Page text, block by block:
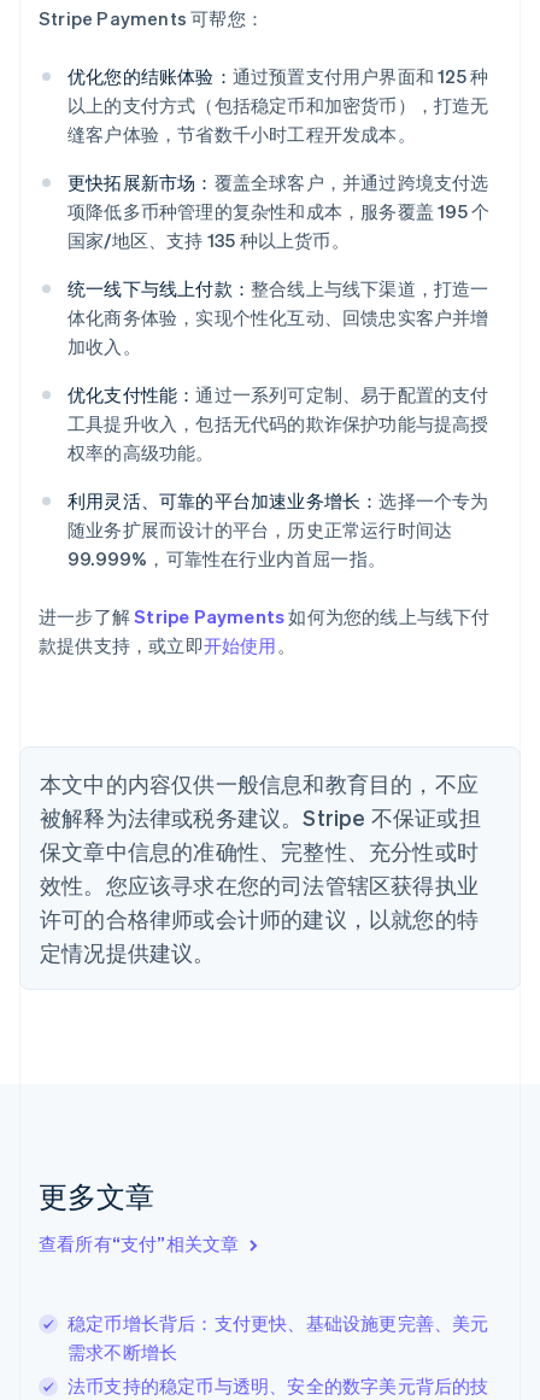
Stripe Payments 可帮您：
优化您的结账体验： 通过预置支付用户界面和 125 种
以上的支付方式（包括稳定币和加密货币），打造无
缝客户体验，节省数千小时工程开发成本。
更快拓展新市场： 覆盖全球客户，并通过跨境支付选
项降低多币种管理的复杂性和成本，服务覆盖 195 个
国家/地区、支持 135 种以上货币。
统一线下与线上付款： 整合线上与线下渠道，打造一
体化商务体验，实现个性化互动、回馈忠实客户并增
加收入。
优化支付性能：通过一系列可定制、易于配置的支付
工具提升收入，包括无代码的欺诈保护功能与提高授
权率的高级功能。
利用灵活、可靠的平台加速业务增长：选择一个专为
随业务扩展而设计的平台，历史正常运行时间达
99.999%，可靠性在行业内首屈一指。
进一步了解Stripe Payments如何为您的线上与线下付
款提供支持，或立即开始使用。
本文中的内容仅供一般信息和教育目的，不应
被解释为法律或税务建议。Stripe 不保证或担
保文章中信息的准确性、完整性、充分性或时
效性。您应该寻求在您的司法管辖区获得执业
许可的合格律师或会计师的建议，以就您的特
定情况提供建议。
更多文章
查看所有“支付”相关文章
稳定币增长背后：支付更快、基础设施更完善、美元
需求不断增长
法币支持的稳定币与透明、安全的数字美元背后的技
阿联酋
English
爱尔兰
爱沙尼亚
English
奥地利
Deutsch English
English
巴西
比利时
波兰
English
丹麦
English
德国
Deutsch English
法国
FrançaisEnglish
芬兰
克罗地亚
EnglishItaliano
拉脱维亚
English
列支敦士登
DeutschEnglish
卢森堡